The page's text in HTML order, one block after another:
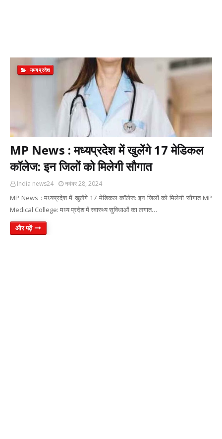
मध्यप्रदेश
MP News : मध्यप्रदेश में खुलेंगे 17 मेडिकल
कॉलेज: इन जिलों को मिलेगी सौगात
India news24 नवंबर 28, 2024
MP News : मध्यप्रदेश में खुलेंगे 17 मेडिकल कॉलेज: इन जिलों को मिलेगी सौगात MP
Medical College: मध्य प्रदेश में स्वास्थ्य सुविधाओं का लगात…
और पढ़ें